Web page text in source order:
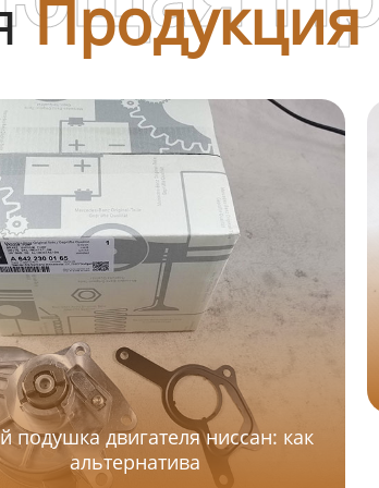
Продукция
подушка двигателя ниссан: как
альтернатива